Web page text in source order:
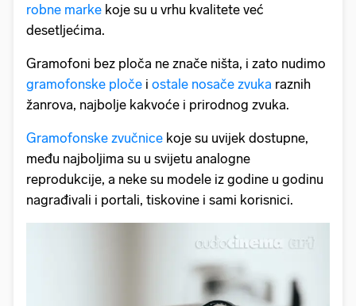
robne marke koje su u vrhu kvalitete već
desetljećima.
Gramofoni bez ploča ne znače ništa, i zato nudimo
gramofonske ploče i ostale nosače zvuka raznih
žanrova, najbolje kakvoće i prirodnog zvuka.
Gramofonske zvučnice koje su uvijek dostupne,
među najboljima su u svijetu analogne
reprodukcije, a neke su modele iz godine u godinu
nagrađivali i portali, tiskovine i sami korisnici.